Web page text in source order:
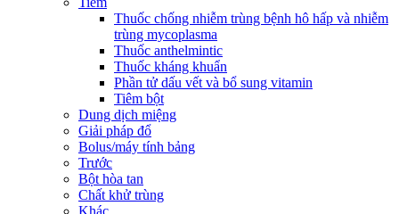
Thuốc chống nhiễm trùng bệnh hô hấp và nhiễm
trùng mycoplasma
Thuốc anthelmintic
Thuốc kháng khuẩn
Phần tử dấu vết và bổ sung vitamin
Tiêm bột
Dung dịch miệng
Giải pháp đổ
Bolus/máy tính bảng
Trước
Bột hòa tan
Chất khử trùng
Khác